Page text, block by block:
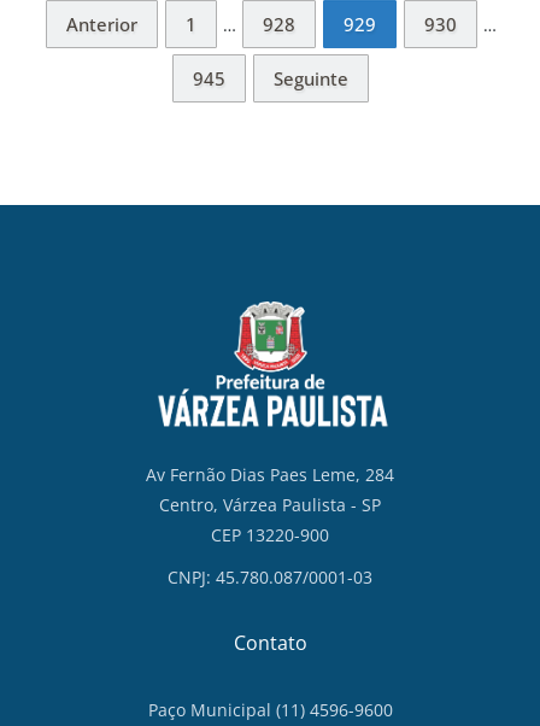
Anterior 1 … 928 929 930 …
945 Seguinte
Av Fernão Dias Paes Leme, 284
Centro, Várzea Paulista - SP
CEP 13220-900
CNPJ: 45.780.087/0001-03
Contato
Paço Municipal (11) 4596-9600